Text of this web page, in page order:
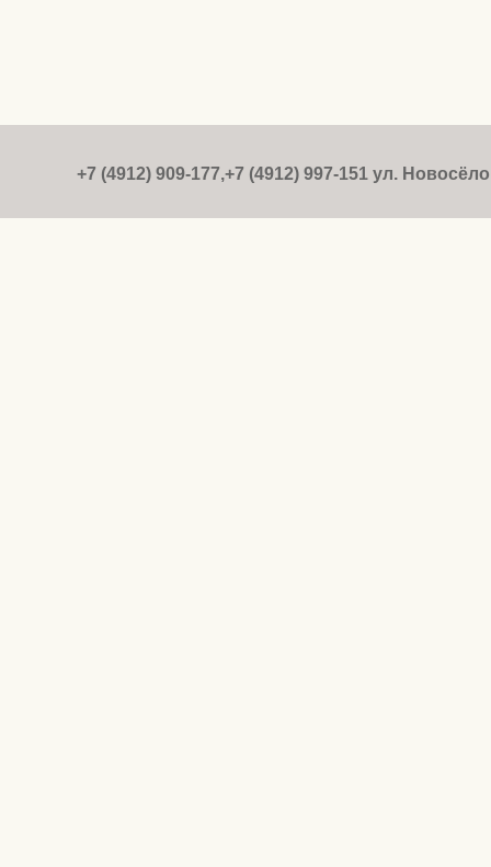
+7 (4912) 909-177,+7 (4912) 997-151 ул.